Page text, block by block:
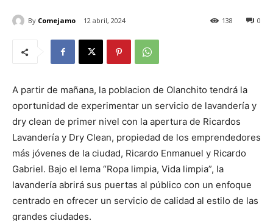
By Comejamo 12 abril, 2024 0
138
A partir de mañana, la poblacion de Olanchito tendrá la
oportunidad de experimentar un servicio de lavandería y
dry clean de primer nivel con la apertura de Ricardos
Lavandería y Dry Clean, propiedad de los emprendedores
más jóvenes de la ciudad, Ricardo Enmanuel y Ricardo
Gabriel. Bajo el lema “Ropa limpia, Vida limpia”, la
lavandería abrirá sus puertas al público con un enfoque
centrado en ofrecer un servicio de calidad al estilo de las
grandes ciudades.